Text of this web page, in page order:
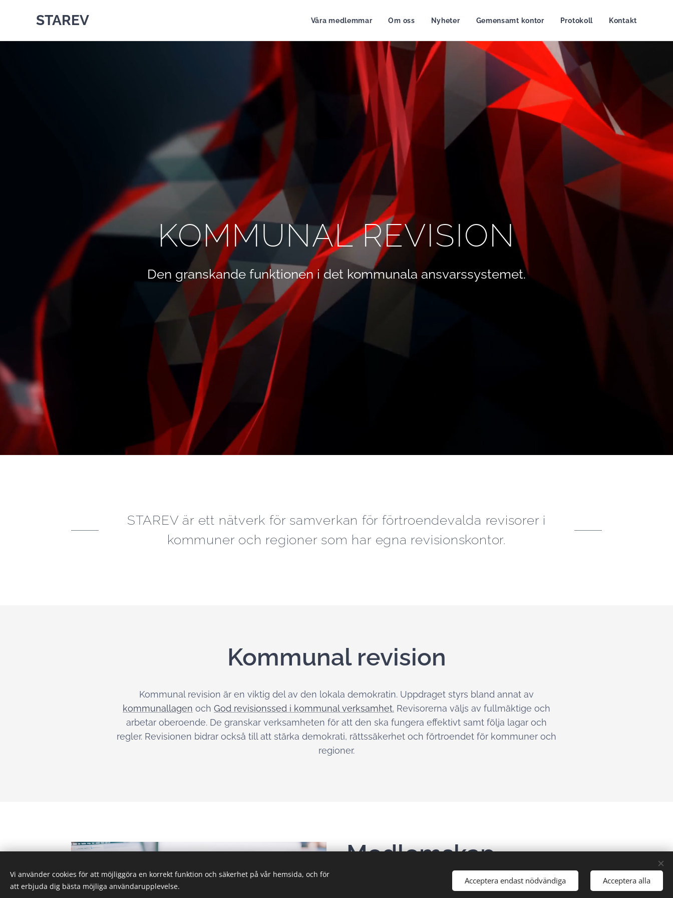
STAREV Våra medlemmar Om oss Nyheter Gemensamt kontor Protokoll Kontakt
KOMMUNAL REVISION
Den granskande funktionen i det kommunala ansvarssystemet.
STAREV är ett nätverk för samverkan för förtroendevalda revisorer i
kommuner och regioner som har egna revisionskontor.
Kommunal revision
Kommunal revision är en viktig del av den lokala demokratin. Uppdraget styrs bland annat av
kommunallagen och God revisionssed i kommunal verksamhet. Revisorerna väljs av fullmäktige och
arbetar oberoende. De granskar verksamheten för att den ska fungera effektivt samt följa lagar och
regler. Revisionen bidrar också till att stärka demokrati, rättssäkerhet och förtroendet för kommuner och
regioner.
Medlemskap
Kommuner och regioner som har egna revisionskontor kan
Vi använder cookies för att möjliggöra en korrekt funktion och säkerhet på vår hemsida, och för
att erbjuda dig bästa möjliga användarupplevelse.
Acceptera endast nödvändiga Acceptera alla